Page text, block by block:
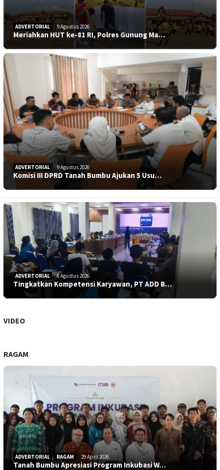
ADVERTORIAL 9 Agustus 2026
Meriahkan HUT ke-81 RI, Polres Gunung Ma…
ADVERTORIAL 9 Agustus 2026
Komisi III DPRD Tanah Bumbu Ajukan 5 Usu…
ADVERTORIAL 8 Agustus 2026
Tingkatkan Kompetensi Karyawan, PT ADD B…
VIDEO
RAGAM
ADVERTORIAL , RAGAM 29 April 2026
Tanah Bumbu Apresiasi Program Inkubasi W…